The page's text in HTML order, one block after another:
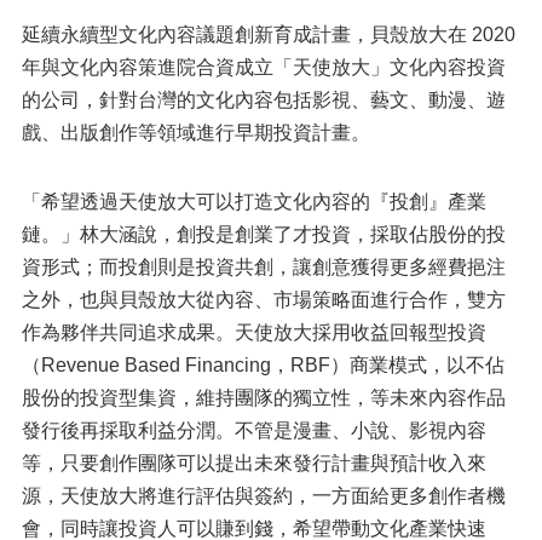
延續永續型文化內容議題創新育成計畫，貝殼放大在 2020
年與文化內容策進院合資成立「天使放大」文化內容投資
的公司，針對台灣的文化內容包括影視、藝文、動漫、遊
戲、出版創作等領域進行早期投資計畫。
「希望透過天使放大可以打造文化內容的『投創』產業
鏈。」林大涵說，創投是創業了才投資，採取佔股份的投
資形式；而投創則是投資共創，讓創意獲得更多經費挹注
之外，也與貝殼放大從內容、市場策略面進行合作，雙方
作為夥伴共同追求成果。天使放大採用收益回報型投資
（Revenue Based Financing，RBF）商業模式，以不佔
股份的投資型集資，維持團隊的獨立性，等未來內容作品
發行後再採取利益分潤。不管是漫畫、小說、影視內容
等，只要創作團隊可以提出未來發行計畫與預計收入來
源，天使放大將進行評估與簽約，一方面給更多創作者機
會，同時讓投資人可以賺到錢，希望帶動文化產業快速